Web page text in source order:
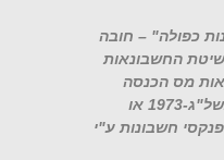
כפולה" – חובה
החשבונאות
מס הכנסה
(ניהול פנקסי חשבונות), התשל"ג-1973 או
חשבונות ע"י